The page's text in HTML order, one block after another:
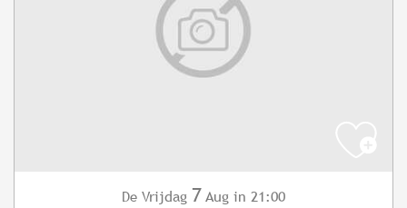
De Vrijdag 7 Aug in 21:00